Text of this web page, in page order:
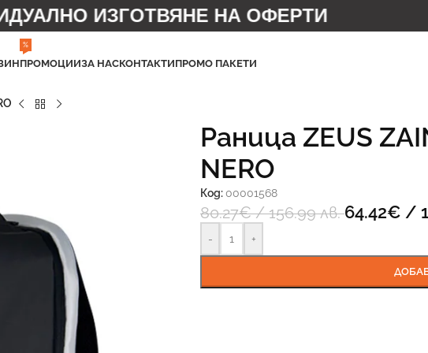
ИЗГОТВЯНЕ НА ОФЕРТИ
ПРОМОЦИИ
%
ЗА НАСКОНТАКТИПРОМО ПАКЕТИ
Раница ZEUS
NERO
Код: 00001568
80.27€/ 156.99 лв.64.42€ /
- +